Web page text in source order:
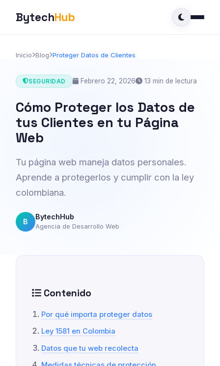
BytechHub
Inicio Blog Proteger Datos de Clientes
SEGURIDAD Febrero 22, 2026 13 min de lectura
Cómo Proteger los Datos de
tus Clientes en tu Página
Web
Tu página web maneja datos personales.
Aprende a protegerlos y cumplir con la ley
colombiana.
B
BytechHub
Agencia de Desarrollo Web
Contenido
Por qué importa proteger datos
Ley 1581 en Colombia
Datos que tu web recolecta